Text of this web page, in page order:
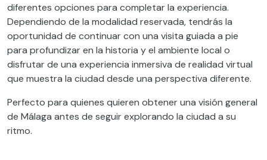
diferentes opciones para completar la experiencia.
Dependiendo de la modalidad reservada, tendrás la
oportunidad de continuar con una visita guiada a pie
para profundizar en la historia y el ambiente local o
disfrutar de una experiencia inmersiva de realidad virtual
que muestra la ciudad desde una perspectiva diferente.
Perfecto para quienes quieren obtener una visión general
de Málaga antes de seguir explorando la ciudad a su
ritmo.